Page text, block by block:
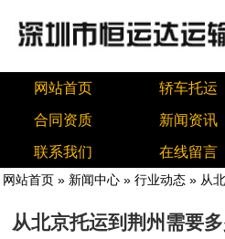
网站首页 轿车托运
合同资质 新闻资讯
联系我们 在线留言
网站首页 » 新闻中心 » 行业动态 » 从
从北京托运到荆州需要